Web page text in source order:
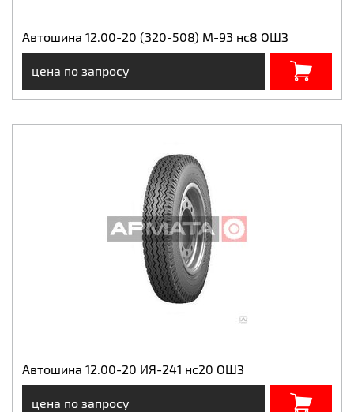
Автошина 12.00-20 (320-508) М-93 нс8 ОШЗ
цена по запросу
Автошина 12.00-20 ИЯ-241 нс20 ОШЗ
цена по запросу